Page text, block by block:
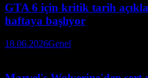
GTA 6 için kritik tarih
haftaya başlıyor
18.06.2026Genel